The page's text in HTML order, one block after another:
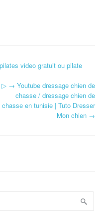
video gratuit ou pilate
▷ → Youtube dressage chien de
chasse / dressage chien de
chasse en tunisie | Tuto Dresser
Mon chien →